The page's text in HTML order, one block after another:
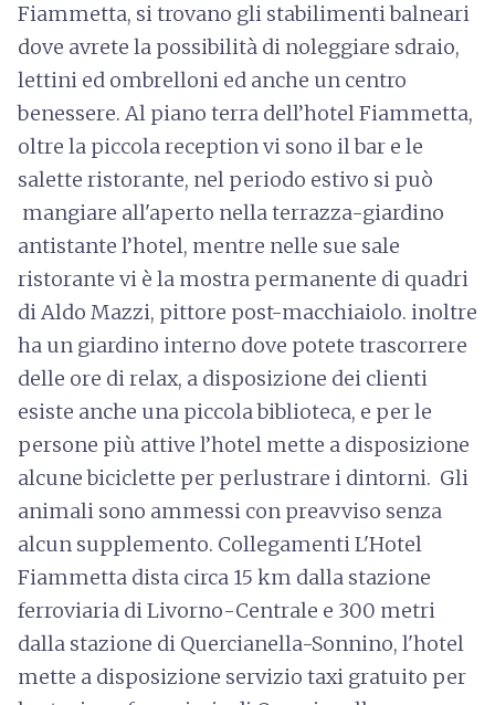
Fiammetta, si trovano gli stabilimenti balneari
dove avrete la possibilità di noleggiare sdraio,
lettini ed ombrelloni ed anche un centro
benessere. Al piano terra dell’hotel Fiammetta,
oltre la piccola reception vi sono il bar e le
salette ristorante, nel periodo estivo si può
mangiare all'aperto nella terrazza-giardino
antistante l’hotel, mentre nelle sue sale
ristorante vi è la mostra permanente di quadri
di Aldo Mazzi, pittore post-macchiaiolo. inoltre
ha un giardino interno dove potete trascorrere
delle ore di relax, a disposizione dei clienti
esiste anche una piccola biblioteca, e per le
persone più attive l’hotel mette a disposizione
alcune biciclette per perlustrare i dintorni. Gli
animali sono ammessi con preavviso senza
alcun supplemento. Collegamenti L'Hotel
Fiammetta dista circa 15 km dalla stazione
ferroviaria di Livorno-Centrale e 300 metri
dalla stazione di Quercianella-Sonnino, l'hotel
mette a disposizione servizio taxi gratuito per